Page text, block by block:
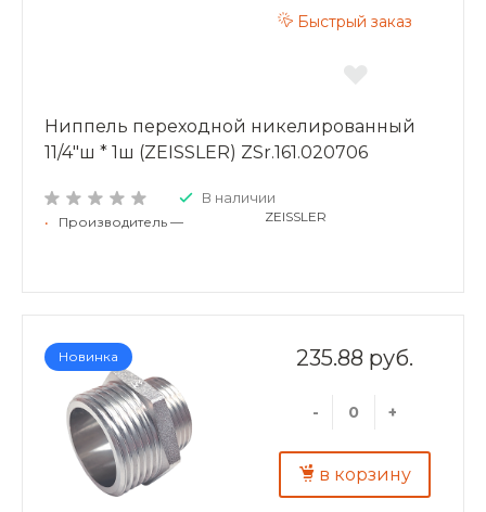
Быстрый заказ
Ниппель переходной никелированный
11/4"ш * 1ш (ZEISSLER) ZSr.161.020706
В наличии
• Производитель — ZEISSLER
Новинка 235.88 руб.
- +
в корзину